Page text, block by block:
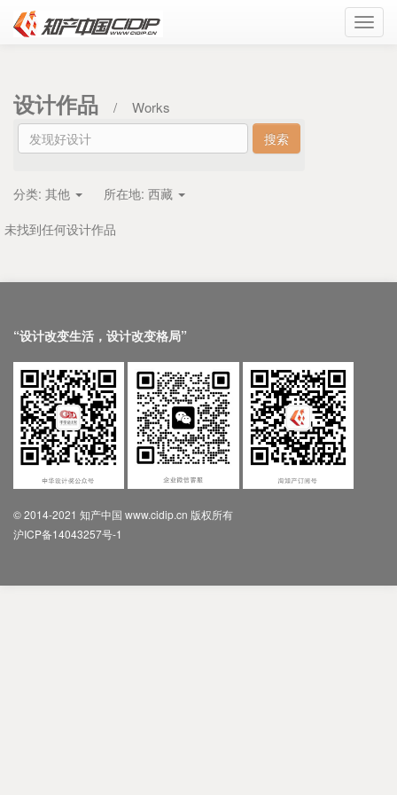
设计作品 / Works
分类: 其他 所在地: 西藏
未找到任何设计作品
“设计改变生活，设计改变格局”
© 2014-2021 知产中国 www.cidip.cn 版权所有
沪ICP备14043257号-1